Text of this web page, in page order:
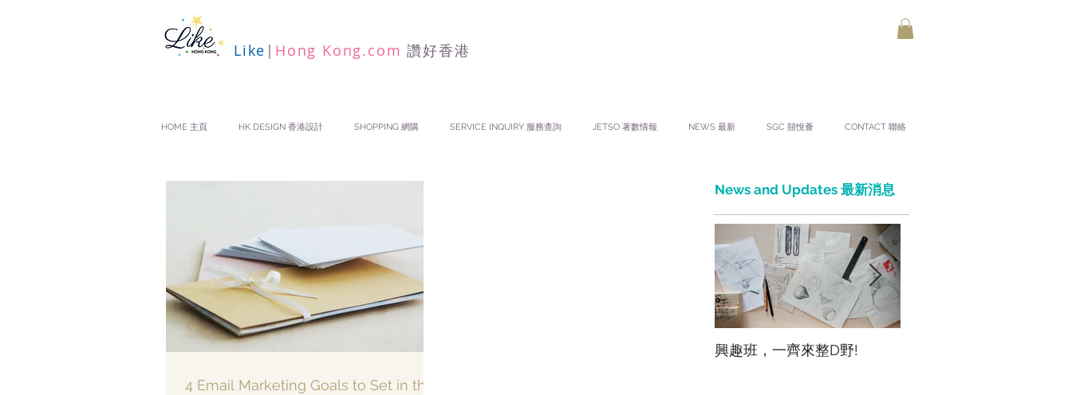
Like | Hong Kong.com 讚好香港
HOME 主頁 HK DESIGN 香港設計 SHOPPING 網購 SERVICE INQUIRY 服務查詢 JETSO 著數情報 NEWS 最新 SGC 囍悅薈 CONTACT 聯絡
4 Email Marketing Goals to Set in the
News and Updates 最新消息
興趣班，一齊來整D野!